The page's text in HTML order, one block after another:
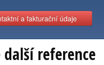
a fakturační údaje
další reference